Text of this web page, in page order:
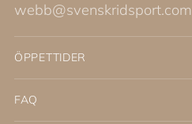
webb@svenskridsport.com
ÖPPETTIDER
FAQ